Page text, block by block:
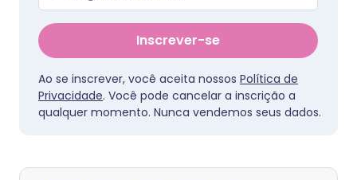
Inscrever-se
Ao se inscrever, você aceita nossos Política de
Privacidade. Você pode cancelar a inscrição a
qualquer momento. Nunca vendemos seus dados.